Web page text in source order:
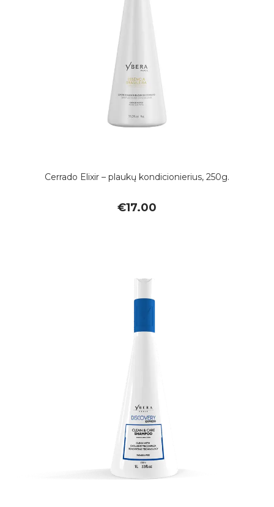
Cerrado Elixir – plaukų kondicionierius, 250g.
€17.00